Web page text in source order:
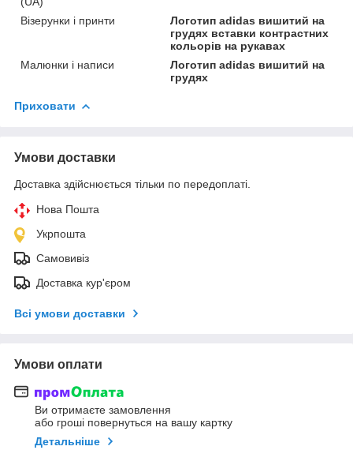
Візерунки і принти
Логотип adidas вишитий на
грудях вставки контрастних
кольорів на рукавах
Малюнки і написи
Логотип adidas вишитий на
грудях
Приховати
Умови доставки
Доставка здійснюється тільки по передоплаті.
Нова Пошта
Укрпошта
Самовивіз
Доставка кур'єром
Всі умови доставки
Умови оплати
Ви отримаєте замовлення
або гроші повернуться на вашу картку
Детальніше